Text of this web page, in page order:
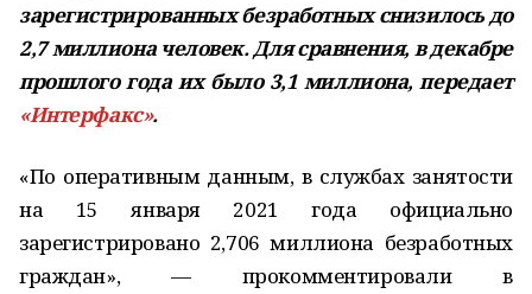
зарегистрированных безработных снизилось до
2,7 миллиона человек. Для сравнения, в декабре
прошлого года их было 3,1 миллиона, передает
«Интерфакс».
«По оперативным данным, в службах занятости
на 15 января 2021 года официально
зарегистрировано 2,706 миллиона безработных
граждан», — прокомментировали в